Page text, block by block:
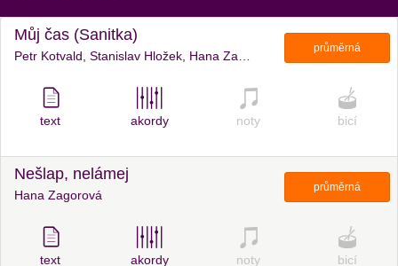
Můj čas (Sanitka)
průměrná
text akordy noty bicí
Nešlap, nelámej
Hana Zagorová
průměrná
text akordy noty bicí